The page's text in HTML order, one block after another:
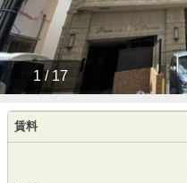
1 / 17
賃料